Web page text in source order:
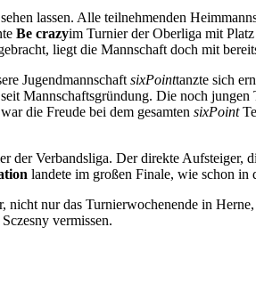
lassen. Alle teilnehmenden
Be crazyim Turnier der Oberliga mit
liegt die Mannschaft doch mit
Jugendmannschaft sixPointtanzte sich
Mannschaftsgründung. Die noch
die Freude bei dem gesamten sixPoint
der Verbandsliga. Der direkte Aufsteiger,
landete im großen Finale, wie schon
nicht nur das Turnierwochenende in
vermissen.